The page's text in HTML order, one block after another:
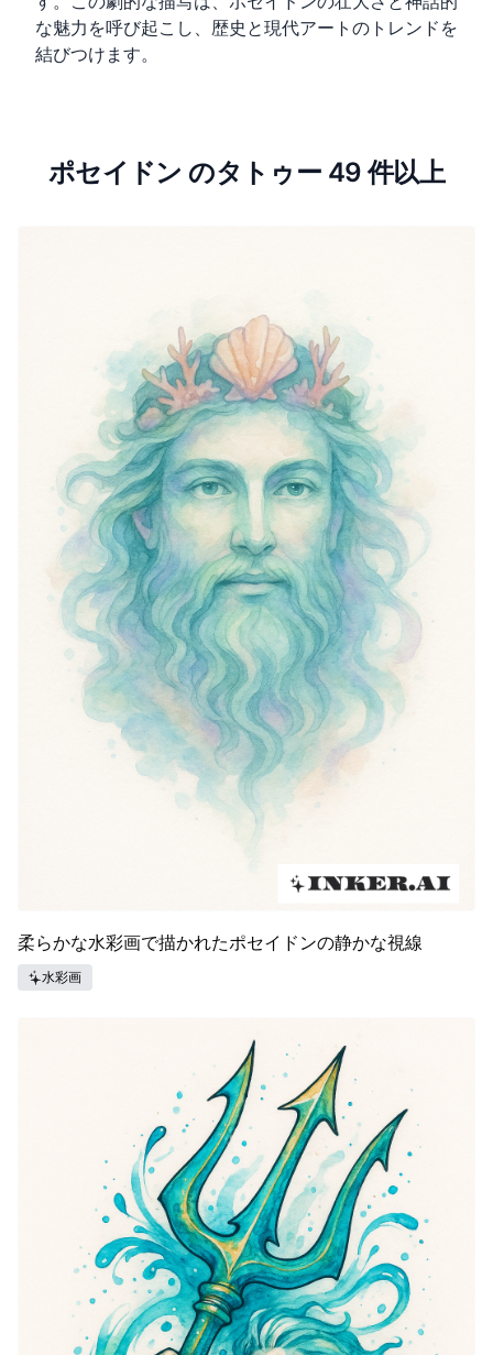
な魅力を呼び起こし、歴史と現代アートのトレンドを
結びつけます。
ポセイドン のタトゥー 49 件以上
柔らかな水彩画で描かれたポセイドンの静かな視線
水彩画